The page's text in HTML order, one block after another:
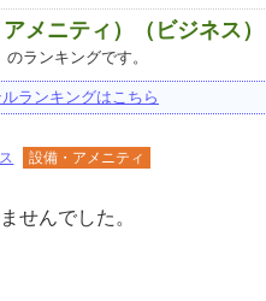
メニティ）（ビジネス）
のランキングです。
ランキングはこちら
設備・アメニティ
せんでした。